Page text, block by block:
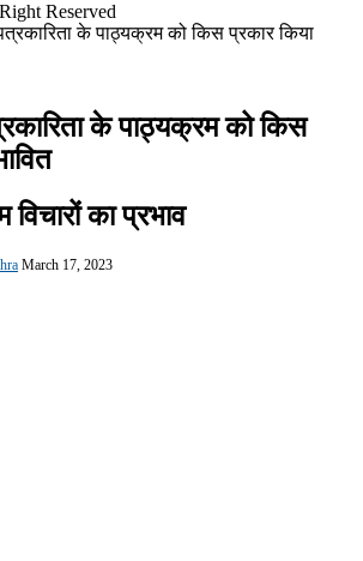
Reserved
पत्रकारिता के पाठ्यक्रम को किस प्रकार किया
के पाठ्यक्रम को किस
विचारों का प्रभाव
March 17, 2023